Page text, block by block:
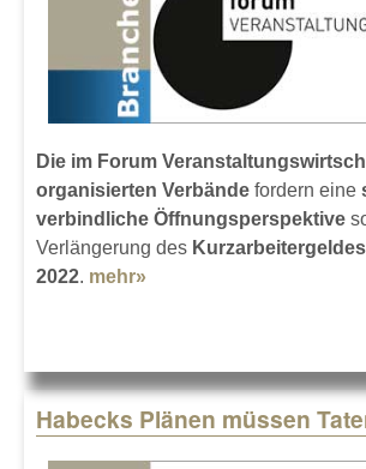
Die im Forum
organisierten Verbände fordern eine
verbindliche Öffnungsperspektive
Verlängerung des
2022. mehr»
Habecks Plänen müssen